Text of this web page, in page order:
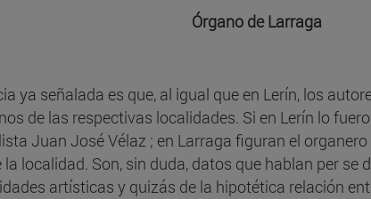
Órgano de Larraga
ya señalada es que, al igual que en Lerín, los
de las respectivas localidades. Si en Lerín lo
Juan José Vélaz ; en Larraga figuran el
localidad. Son, sin duda, datos que hablan per se
artísticas y quizás de la hipotética relación